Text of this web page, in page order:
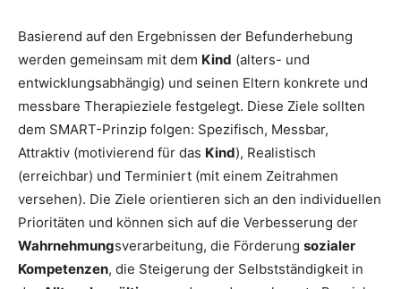
Basierend auf den Ergebnissen der Befunderhebung
werden gemeinsam mit dem Kind (alters- und
entwicklungsabhängig) und seinen Eltern konkrete und
messbare Therapieziele festgelegt. Diese Ziele sollten
dem SMART-Prinzip folgen: Spezifisch, Messbar,
Attraktiv (motivierend für das Kind), Realistisch
(erreichbar) und Terminiert (mit einem Zeitrahmen
versehen). Die Ziele orientieren sich an den individuellen
Prioritäten und können sich auf die Verbesserung der
Wahrnehmungsverarbeitung, die Förderung sozialer
Kompetenzen, die Steigerung der Selbstständigkeit in